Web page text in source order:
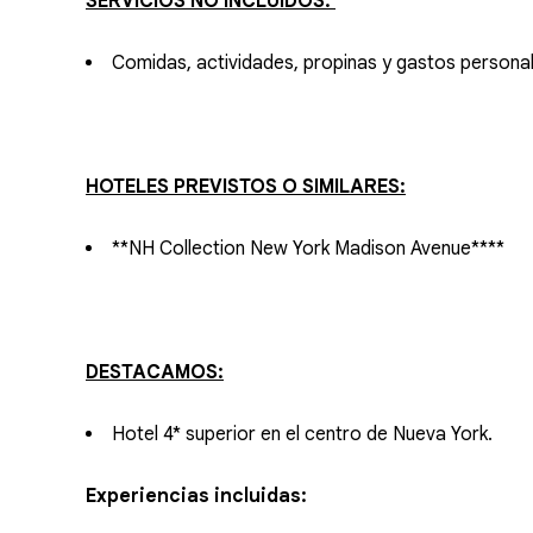
Comidas, actividades, propinas y gastos
HOTELES PREVISTOS O SIMILARES:
**NH Collection New York Madison Avenue****
DESTACAMOS:
Hotel 4* superior en el centro de Nueva York.
Experiencias incluidas: